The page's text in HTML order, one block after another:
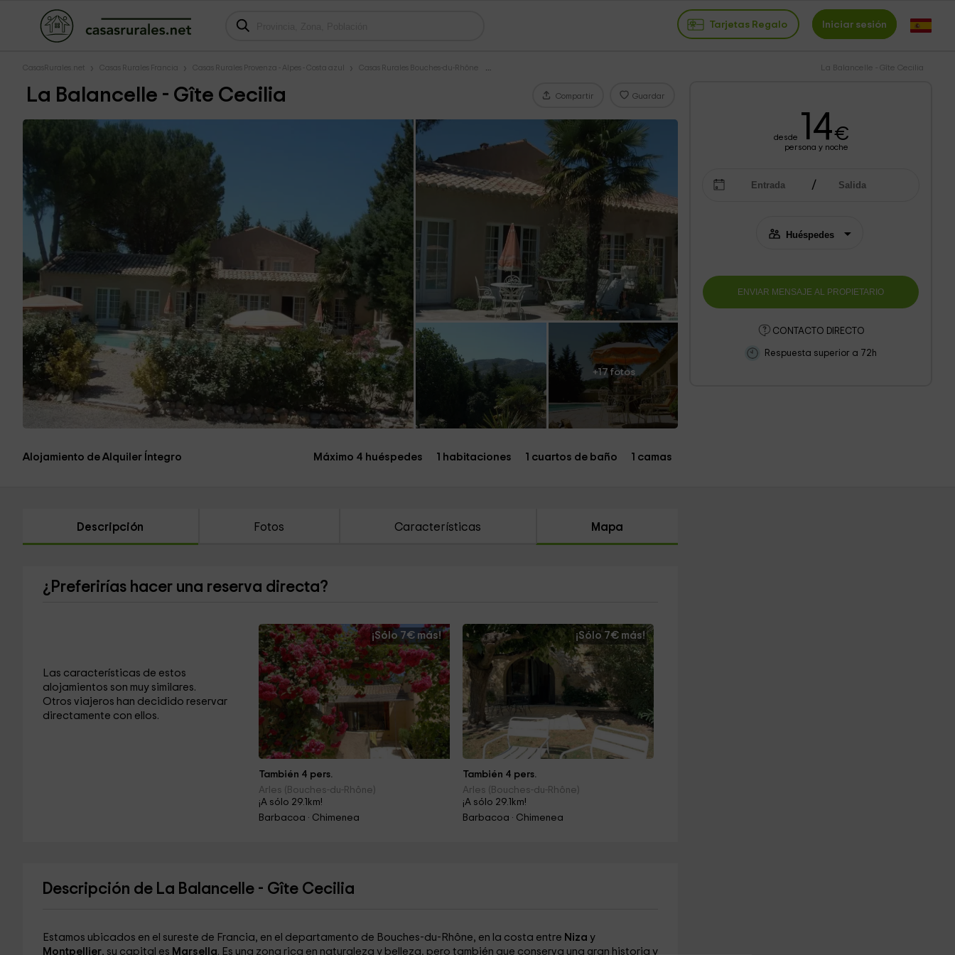
Tarjetas Regalo Iniciar sesión
CasasRurales.net Casas Rurales Francia Casas Rurales Provenza - Alpes - Costa azul Casas Rurales Bouches-du-Rhône La Balancelle - Gîte Cecilia
La Balancelle - Gîte Cecilia Compartir Guardar
+17 fotos
desde 14€
persona y noche
CONTACTO DIRECTO
Respuesta superior a 72h
Alojamiento de Alquiler Íntegro Máximo 4 huéspedes 1 habitaciones 1 cuartos de baño 1 camas
Descripción Fotos Características Mapa
¿Preferirías hacer una reserva directa?
Las características de estos
alojamientos son muy similares.
Otros viajeros han decidido reservar
directamente con ellos.
¡Sólo 7€ más!
También 4 pers.
Arles (Bouches-du-Rhône)
¡A sólo 29.1km!
Barbacoa · Chimenea
¡Sólo 7€ más!
También 4 pers.
Arles (Bouches-du-Rhône)
¡A sólo 29.1km!
Barbacoa · Chimenea
Descripción de La Balancelle - Gîte Cecilia
Estamos ubicados en el sureste de Francia, en el departamento de Bouches-du-Rhône, en la costa entre Niza y
Montpellier, su capital es Marsella. Es una zona rica en naturaleza y belleza, pero también que conserva una gran historia y